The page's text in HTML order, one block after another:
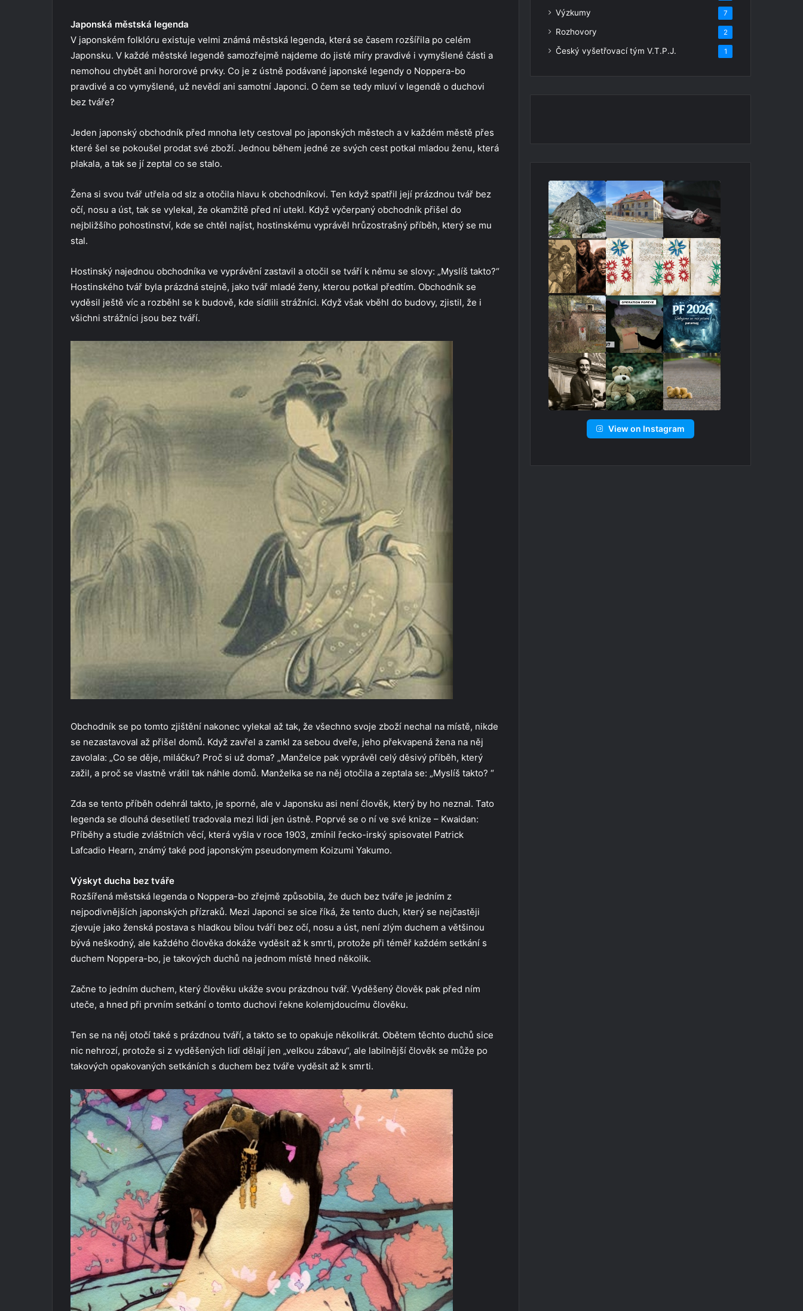
Japonská městská legenda
V japonském folklóru existuje velmi známá městská legenda, která se časem rozšířila po celém
Japonsku. V každé městské legendě samozřejmě najdeme do jisté míry pravdivé i vymyšlené části a
nemohou chybět ani hororové prvky. Co je z ústně podávané japonské legendy o Noppera-bo
pravdivé a co vymyšlené, už nevědí ani samotní Japonci. O čem se tedy mluví v legendě o duchovi
bez tváře?
Jeden japonský obchodník před mnoha lety cestoval po japonských městech a v každém městě přes
které šel se pokoušel prodat své zboží. Jednou během jedné ze svých cest potkal mladou ženu, která
plakala, a tak se jí zeptal co se stalo.
Žena si svou tvář utřela od slz a otočila hlavu k obchodníkovi. Ten když spatřil její prázdnou tvář bez
očí, nosu a úst, tak se vylekal, že okamžitě před ní utekl. Když vyčerpaný obchodník přišel do
nejbližšího pohostinství, kde se chtěl najíst, hostinskému vyprávěl hrůzostrašný příběh, který se mu
stal.
Hostinský najednou obchodníka ve vyprávění zastavil a otočil se tváří k němu se slovy: „Myslíš takto?“
Hostinského tvář byla prázdná stejně, jako tvář mladé ženy, kterou potkal předtím. Obchodník se
vyděsil ještě víc a rozběhl se k budově, kde sídlili strážníci. Když však vběhl do budovy, zjistil, že i
všichni strážníci jsou bez tváří.
Obchodník se po tomto zjištění nakonec vylekal až tak, že všechno svoje zboží nechal na místě, nikde
se nezastavoval až přišel domů. Když zavřel a zamkl za sebou dveře, jeho překvapená žena na něj
zavolala: „Co se děje, miláčku? Proč si už doma? „Manželce pak vyprávěl celý děsivý příběh, který
zažil, a proč se vlastně vrátil tak náhle domů. Manželka se na něj otočila a zeptala se: „Myslíš takto? “
Zda se tento příběh odehrál takto, je sporné, ale v Japonsku asi není člověk, který by ho neznal. Tato
legenda se dlouhá desetiletí tradovala mezi lidi jen ústně. Poprvé se o ní ve své knize – Kwaidan:
Příběhy a studie zvláštních věcí, která vyšla v roce 1903, zmínil řecko-irský spisovatel Patrick
Lafcadio Hearn, známý také pod japonským pseudonymem Koizumi Yakumo.
Výskyt ducha bez tváře
Rozšířená městská legenda o Noppera-bo zřejmě způsobila, že duch bez tváře je jedním z
nejpodivnějších japonských přízraků. Mezi Japonci se sice říká, že tento duch, který se nejčastěji
zjevuje jako ženská postava s hladkou bílou tváří bez očí, nosu a úst, není zlým duchem a většinou
bývá neškodný, ale každého člověka dokáže vyděsit až k smrti, protože při téměř každém setkání s
duchem Noppera-bo, je takových duchů na jednom místě hned několik.
Začne to jedním duchem, který člověku ukáže svou prázdnou tvář. Vyděšený člověk pak před ním
uteče, a hned při prvním setkání o tomto duchovi řekne kolemjdoucímu člověku.
Ten se na něj otočí také s prázdnou tváří, a takto se to opakuje několikrát. Obětem těchto duchů sice
nic nehrozí, protože si z vyděšených lidí dělají jen „velkou zábavu“, ale labilnější člověk se může po
takových opakovaných setkáních s duchem bez tváře vyděsit až k smrti.
Výzkumy 7
Rozhovory 2
Český vyšetřovací tým V.T.P.J. 1
View on Instagram